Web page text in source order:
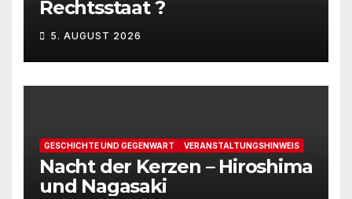
Rechtsstaat ?
5. AUGUST 2026
GESCHICHTE UND GEGENWART VERANSTALTUNGSHINWEIS
Nacht der Kerzen – Hiroshima
und Nagasaki